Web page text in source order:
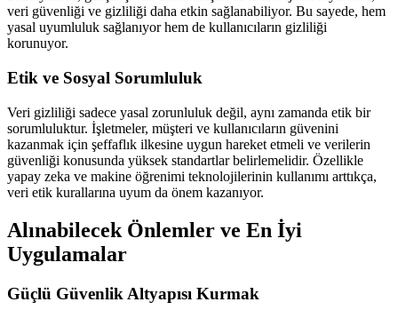
veri güvenliği ve gizliliği daha etkin sağlanabiliyor. Bu sayede, hem
yasal uyumluluk sağlanıyor hem de kullanıcıların gizliliği
korunuyor.
Etik ve Sosyal Sorumluluk
Veri gizliliği sadece yasal zorunluluk değil, aynı zamanda etik bir
sorumluluktur. İşletmeler, müşteri ve kullanıcıların güvenini
kazanmak için şeffaflık ilkesine uygun hareket etmeli ve verilerin
güvenliği konusunda yüksek standartlar belirlemelidir. Özellikle
yapay zeka ve makine öğrenimi teknolojilerinin kullanımı arttıkça,
veri etik kurallarına uyum da önem kazanıyor.
Alınabilecek Önlemler ve En İyi
Uygulamalar
Güçlü Güvenlik Altyapısı Kurmak